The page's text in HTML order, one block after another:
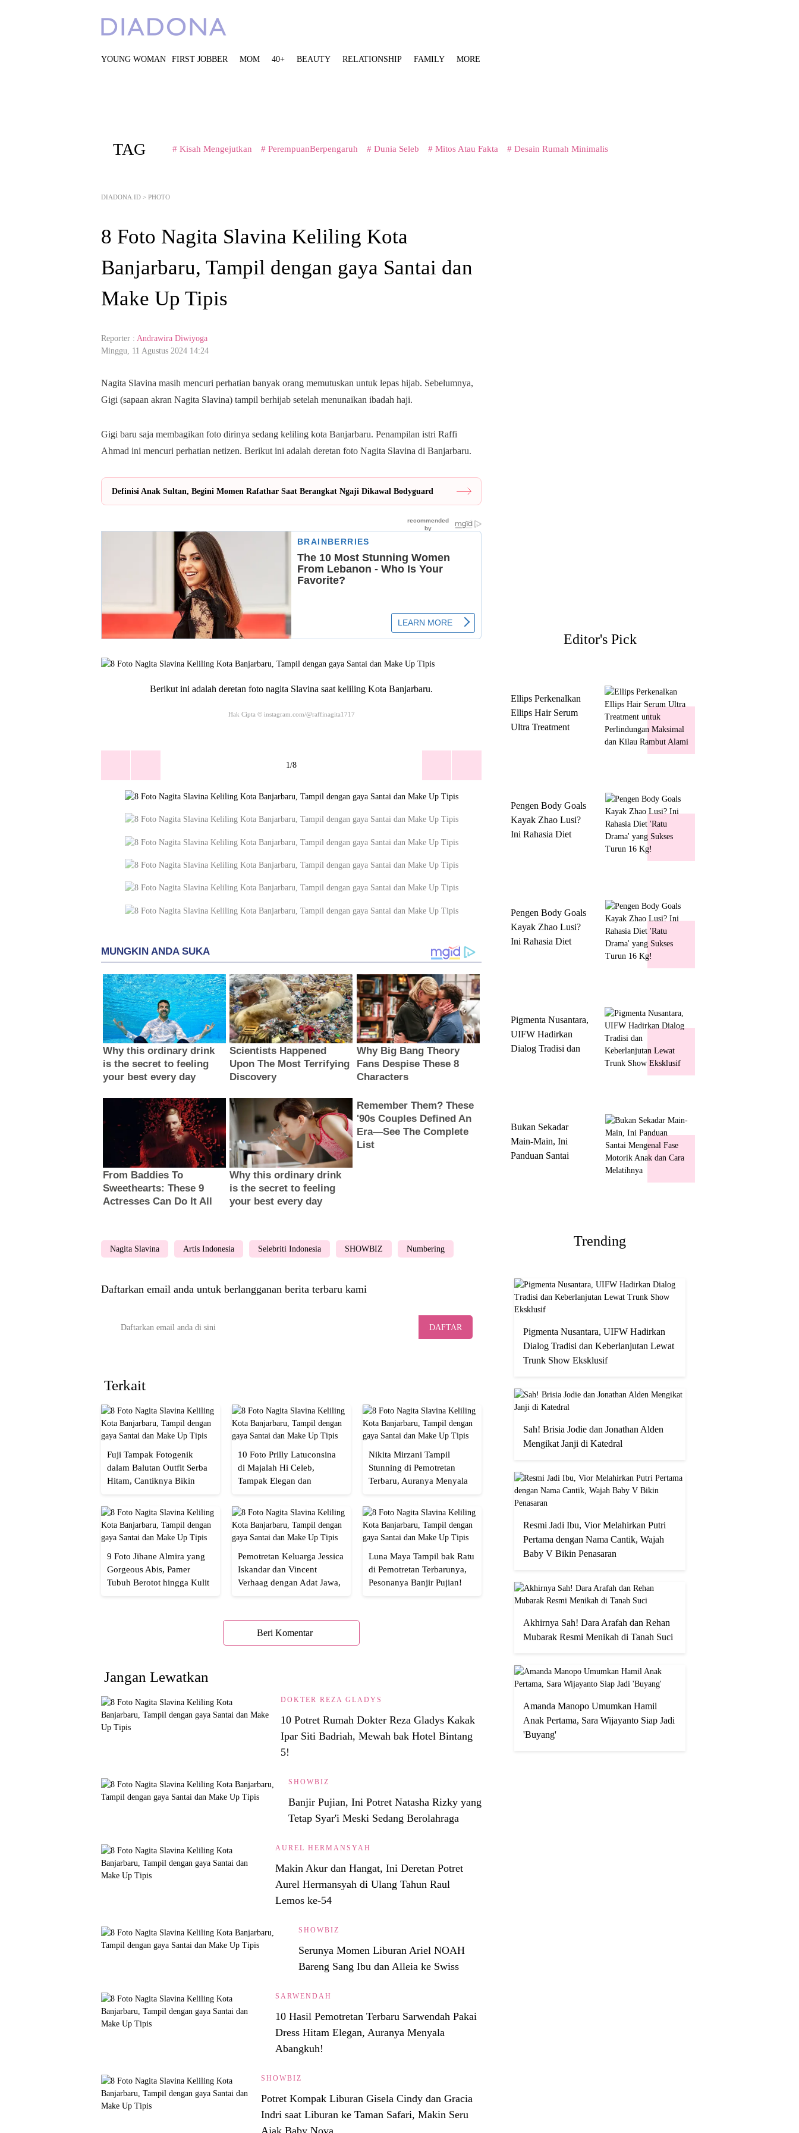
YOUNG WOMAN FIRST JOBBER MOM 40+ BEAUTY RELATIONSHIP FAMILY MORE
TAG # Kisah Mengejutkan # PerempuanBerpengaruh # Dunia Seleb # Mitos Atau Fakta # Desain Rumah Minimalis
DIADONA.ID > PHOTO
8 Foto Nagita Slavina Keliling Kota
Banjarbaru, Tampil dengan gaya Santai dan
Make Up Tipis
Reporter : Andrawira Diwiyoga
Minggu, 11 Agustus 2024 14:24
Nagita Slavina masih mencuri perhatian banyak orang memutuskan untuk lepas hijab. Sebelumnya,
Gigi (sapaan akran Nagita Slavina) tampil berhijab setelah menunaikan ibadah haji.
Gigi baru saja membagikan foto dirinya sedang keliling kota Banjarbaru. Penampilan istri Raffi
Ahmad ini mencuri perhatian netizen. Berikut ini adalah deretan foto Nagita Slavina di Banjarbaru.
Definisi Anak Sultan, Begini Momen Rafathar Saat Berangkat Ngaji Dikawal Bodyguard
Berikut ini adalah deretan foto nagita Slavina saat keliling Kota Banjarbaru.
Hak Cipta © instagram.com/@raffinagita1717
1/8
Nagita Slavina Artis Indonesia Selebriti Indonesia SHOWBIZ Numbering
Daftarkan email anda untuk berlangganan berita terbaru kami
DAFTAR
Terkait
Fuji Tampak Fotogenik
dalam Balutan Outfit Serba
Hitam, Cantiknya Bikin
10 Foto Prilly Latuconsina
di Majalah Hi Celeb,
Tampak Elegan dan
Nikita Mirzani Tampil
Stunning di Pemotretan
Terbaru, Auranya Menyala
9 Foto Jihane Almira yang
Gorgeous Abis, Pamer
Tubuh Berotot hingga Kulit
Pemotretan Keluarga Jessica
Iskandar dan Vincent
Verhaag dengan Adat Jawa,
Luna Maya Tampil bak Ratu
di Pemotretan Terbarunya,
Pesonanya Banjir Pujian!
Beri Komentar
Jangan Lewatkan
DOKTER REZA GLADYS
10 Potret Rumah Dokter Reza Gladys Kakak
Ipar Siti Badriah, Mewah bak Hotel Bintang
5!
SHOWBIZ
Banjir Pujian, Ini Potret Natasha Rizky yang
Tetap Syar'i Meski Sedang Berolahraga
AUREL HERMANSYAH
Makin Akur dan Hangat, Ini Deretan Potret
Aurel Hermansyah di Ulang Tahun Raul
Lemos ke-54
SHOWBIZ
Serunya Momen Liburan Ariel NOAH
Bareng Sang Ibu dan Alleia ke Swiss
SARWENDAH
10 Hasil Pemotretan Terbaru Sarwendah Pakai
Dress Hitam Elegan, Auranya Menyala
Abangkuh!
SHOWBIZ
Potret Kompak Liburan Gisela Cindy dan Gracia
Indri saat Liburan ke Taman Safari, Makin Seru
Ajak Baby Nova
Editor's Pick
Ellips Perkenalkan
Ellips Hair Serum
Ultra Treatment
Pengen Body Goals
Kayak Zhao Lusi?
Ini Rahasia Diet
Pengen Body Goals
Kayak Zhao Lusi?
Ini Rahasia Diet
Pigmenta Nusantara,
UIFW Hadirkan
Dialog Tradisi dan
Bukan Sekadar
Main-Main, Ini
Panduan Santai
Trending
Pigmenta Nusantara, UIFW Hadirkan
Dialog Tradisi dan Keberlanjutan Lewat
Trunk Show Eksklusif
Sah! Brisia Jodie dan Jonathan Alden
Mengikat Janji di Katedral
Resmi Jadi Ibu, Vior Melahirkan Putri
Pertama dengan Nama Cantik, Wajah
Baby V Bikin Penasaran
Akhirnya Sah! Dara Arafah dan Rehan
Mubarak Resmi Menikah di Tanah Suci
Amanda Manopo Umumkan Hamil
Anak Pertama, Sara Wijayanto Siap Jadi
'Buyang'